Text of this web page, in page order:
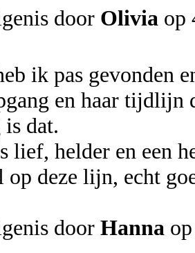
door Olivia op
ik pas gevonden
en haar
dat.
lief, helder en een
op deze lijn, echt
door Hanna